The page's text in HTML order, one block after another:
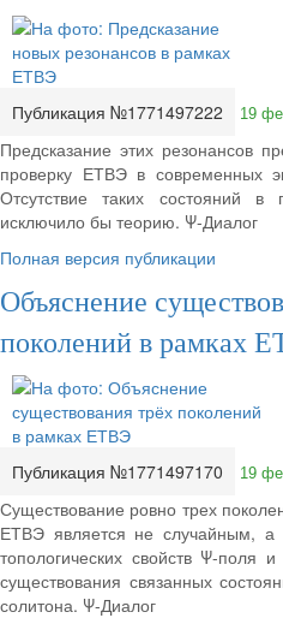
Публикация №1771497222 19
Предсказание этих резонансов
проверку ЕТВЭ в современных
Отсутствие таких состояний в
исключило бы теорию. Ψ-Диалог
Полная версия публикации
Объяснение
поколений в рамках
Публикация №1771497170 19
Существование ровно трех
ЕТВЭ является не случайным, а
топологических свойств Ψ-поля
существования связанных
солитона. Ψ-Диалог